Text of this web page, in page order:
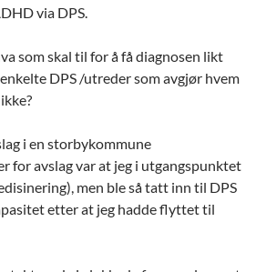
via DPS.
som skal til for å få diagnosen likt
DPS /utreder som avgjør hvem
i en storbykommune
for avslag var at jeg i utgangspunktet
men ble så tatt inn til DPS
etter at jeg hadde flyttet til